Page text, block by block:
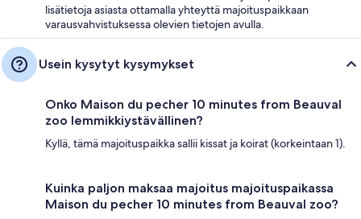
lisätietoja asiasta ottamalla yhteyttä majoituspaikkaan
varausvahvistuksessa olevien tietojen avulla.
Usein kysytyt kysymykset
Onko Maison du pecher 10 minutes from Beauval
zoo lemmikkiystävällinen?
Kyllä, tämä majoituspaikka sallii kissat ja koirat (korkeintaan 1).
Kuinka paljon maksaa majoitus majoituspaikassa
Maison du pecher 10 minutes from Beauval zoo?